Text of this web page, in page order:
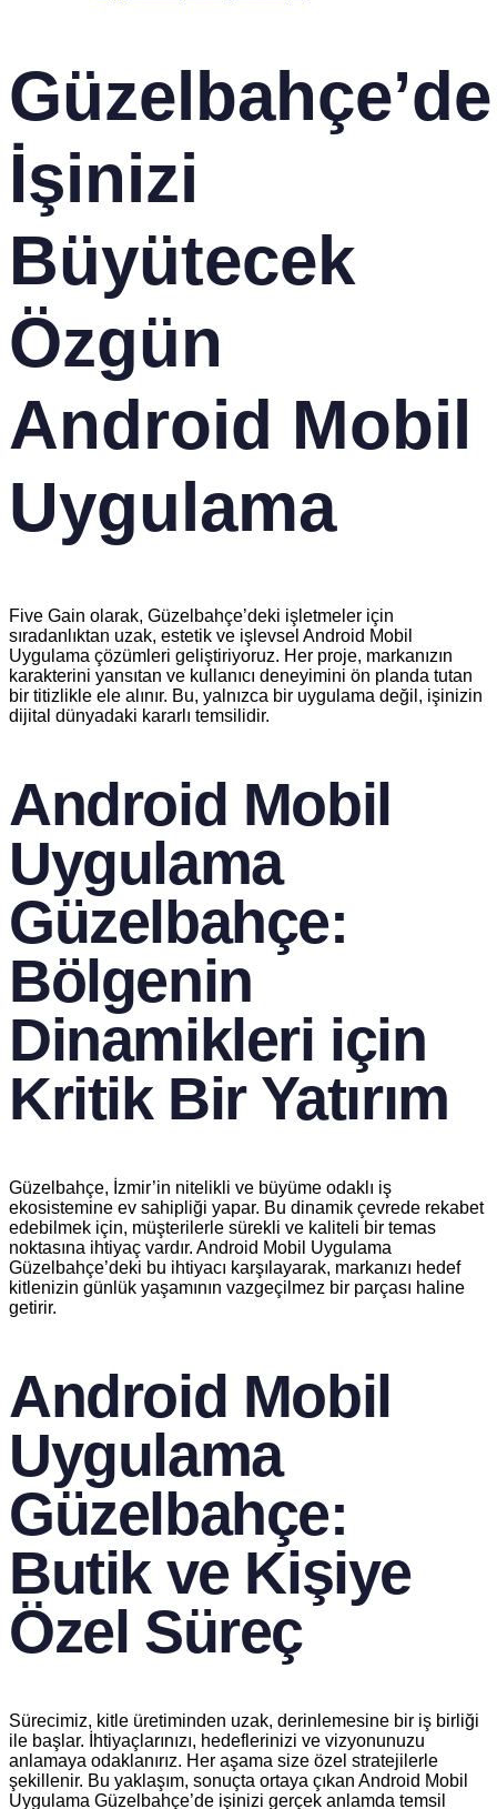
Güzelbahçe’de
İşinizi
Büyütecek
Özgün
Android Mobil
Uygulama
Five Gain olarak, Güzelbahçe’deki işletmeler için
sıradanlıktan uzak, estetik ve işlevsel Android Mobil
Uygulama çözümleri geliştiriyoruz. Her proje, markanızın
karakterini yansıtan ve kullanıcı deneyimini ön planda tutan
bir titizlikle ele alınır. Bu, yalnızca bir uygulama değil, işinizin
dijital dünyadaki kararlı temsilidir.
Android Mobil
Uygulama
Güzelbahçe:
Bölgenin
Dinamikleri için
Kritik Bir Yatırım
Güzelbahçe, İzmir’in nitelikli ve büyüme odaklı iş
ekosistemine ev sahipliği yapar. Bu dinamik çevrede rekabet
edebilmek için, müşterilerle sürekli ve kaliteli bir temas
noktasına ihtiyaç vardır. Android Mobil Uygulama
Güzelbahçe’deki bu ihtiyacı karşılayarak, markanızı hedef
kitlenizin günlük yaşamının vazgeçilmez bir parçası haline
getirir.
Android Mobil
Uygulama
Güzelbahçe:
Butik ve Kişiye
Özel Süreç
Sürecimiz, kitle üretiminden uzak, derinlemesine bir iş birliği
ile başlar. İhtiyaçlarınızı, hedeflerinizi ve vizyonunuzu
anlamaya odaklanırız. Her aşama size özel stratejilerle
şekillenir. Bu yaklaşım, sonuçta ortaya çıkan Android Mobil
Uygulama Güzelbahçe’de işinizi gerçek anlamda temsil